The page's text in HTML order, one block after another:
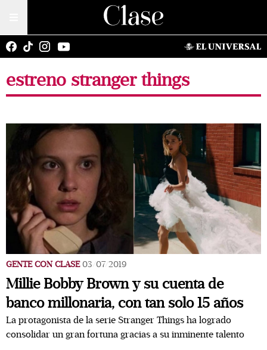
estreno stranger things
GENTE CON CLASE 03/07/2019
Millie Bobby Brown y su cuenta de
banco millonaria, con tan solo 15 años
La protagonista de la serie Stranger Things ha logrado
consolidar un gran fortuna gracias a su inminente talento